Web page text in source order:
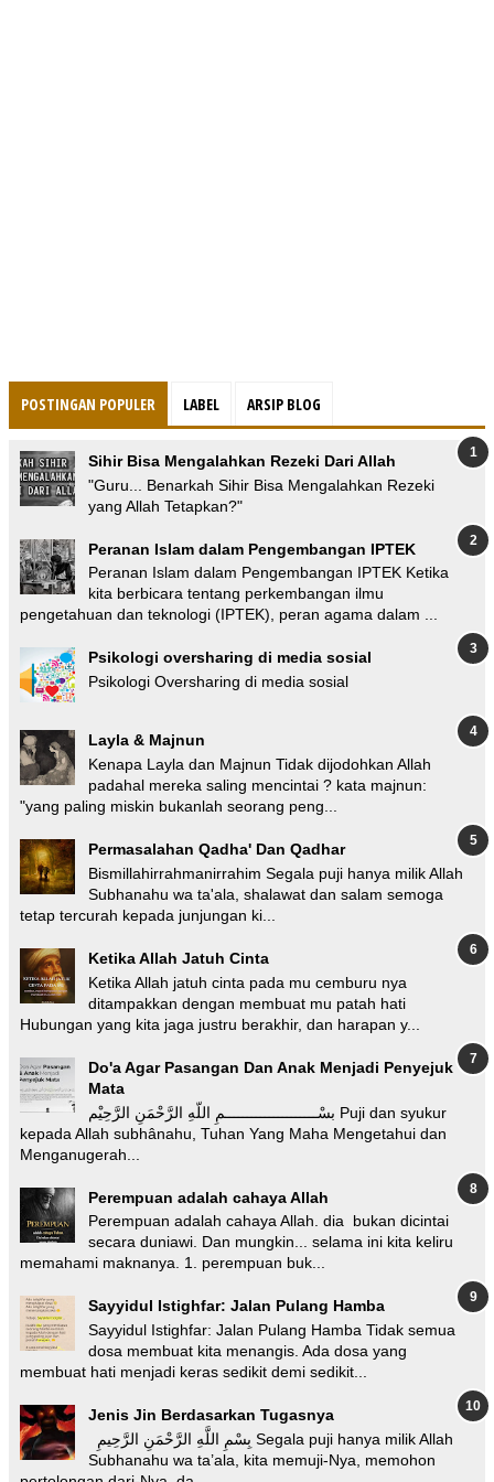
POSTINGAN POPULER LABEL ARSIP BLOG
Sihir Bisa Mengalahkan Rezeki Dari Allah
"Guru... Benarkah Sihir Bisa Mengalahkan Rezeki
yang Allah Tetapkan?"
Peranan Islam dalam Pengembangan IPTEK
Peranan Islam dalam Pengembangan IPTEK Ketika
kita berbicara tentang perkembangan ilmu
pengetahuan dan teknologi (IPTEK), peran agama dalam ...
Psikologi oversharing di media sosial
Psikologi Oversharing di media sosial
Layla & Majnun
Kenapa Layla dan Majnun Tidak dijodohkan Allah
padahal mereka saling mencintai ? kata majnun:
"yang paling miskin bukanlah seorang peng...
Permasalahan Qadha' Dan Qadhar
Bismillahirrahmanirrahim Segala puji hanya milik Allah
Subhanahu wa ta'ala, shalawat dan salam semoga
tetap tercurah kepada junjungan ki...
Ketika Allah Jatuh Cinta
Ketika Allah jatuh cinta pada mu cemburu nya
ditampakkan dengan membuat mu patah hati
Hubungan yang kita jaga justru berakhir, dan harapan y...
Do'a Agar Pasangan Dan Anak Menjadi Penyejuk
Mata
بسْـــــــــــــــــــــمِ اللّهِ الرَّحْمَنِ الرَّحِيْم Puji dan syukur
kepada Allah subhânahu, Tuhan Yang Maha Mengetahui dan
Menganugerah...
Perempuan adalah cahaya Allah
Perempuan adalah cahaya Allah. dia bukan dicintai
secara duniawi. Dan mungkin... selama ini kita keliru
memahami maknanya. 1. perempuan buk...
Sayyidul Istighfar: Jalan Pulang Hamba
Sayyidul Istighfar: Jalan Pulang Hamba Tidak semua
dosa membuat kita menangis. Ada dosa yang
membuat hati menjadi keras sedikit demi sedikit...
Jenis Jin Berdasarkan Tugasnya
Subhanahu wa ta’ala, kita memuji-Nya, memohon